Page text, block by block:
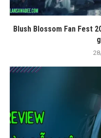
Blush Blossom Fan Fest